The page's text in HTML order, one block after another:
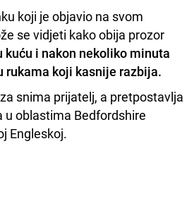
koji je objavio na svom
se vidjeti kako obija prozor
kuću i nakon nekoliko minuta
rukama koji kasnije razbija.
snima prijatelj, a pretpostavlja
u oblastima Bedfordshire
Engleskoj.